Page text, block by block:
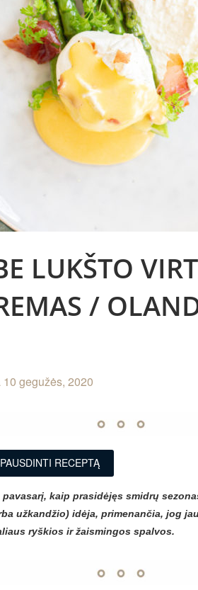
LUKŠTO
/
10 gegužės, 2020
RECEPTĄ
kaip prasidėjęs smidrų
užkandžio) idėja, primenančia, jog
ryškios ir žaismingos spalvos.